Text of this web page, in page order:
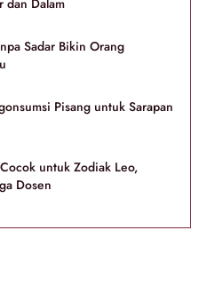
Sadar Bikin Orang
Pisang untuk Sarapan
untuk Zodiak Leo,
Dosen